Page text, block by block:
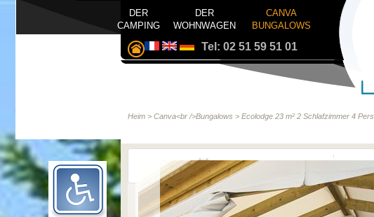
DER
CAMPING
DER
WOHNWAGEN
CANVA
BUNGALOWS
Tel: 02 51 59 51 01
Heim > Canva<br />Bungalows > Ecolodge 23 m² 2 Schlafzimmer 4 Pers